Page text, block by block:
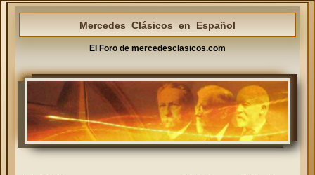
Mercedes Clásicos en Español
El Foro de mercedesclasicos.com